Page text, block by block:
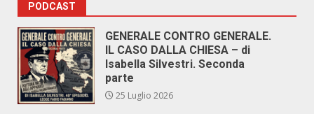
PODCAST
GENERALE CONTRO GENERALE.
IL CASO DALLA CHIESA – di
Isabella Silvestri. Seconda
parte
25 Luglio 2026